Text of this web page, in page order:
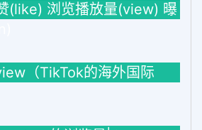
(like) 浏览播放量(view) 曝
（TikTok的海外国际